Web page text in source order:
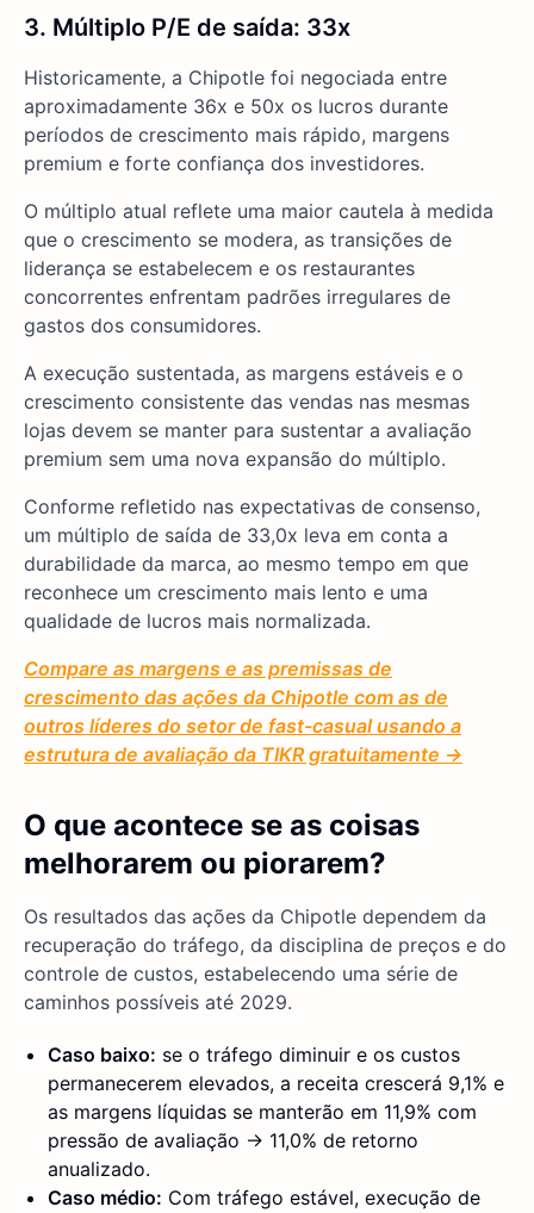
3. Múltiplo P/E de saída: 33x
Historicamente, a Chipotle foi negociada entre
aproximadamente 36x e 50x os lucros durante
períodos de crescimento mais rápido, margens
premium e forte confiança dos investidores.
O múltiplo atual reflete uma maior cautela à medida
que o crescimento se modera, as transições de
liderança se estabelecem e os restaurantes
concorrentes enfrentam padrões irregulares de
gastos dos consumidores.
A execução sustentada, as margens estáveis e o
crescimento consistente das vendas nas mesmas
lojas devem se manter para sustentar a avaliação
premium sem uma nova expansão do múltiplo.
Conforme refletido nas expectativas de consenso,
um múltiplo de saída de 33,0x leva em conta a
durabilidade da marca, ao mesmo tempo em que
reconhece um crescimento mais lento e uma
qualidade de lucros mais normalizada.
Compare as margens e as premissas de
crescimento das ações da Chipotle com as de
outros líderes do setor de fast-casual usando a
estrutura de avaliação da TIKR gratuitamente →
O que acontece se as coisas
melhorarem ou piorarem?
Os resultados das ações da Chipotle dependem da
recuperação do tráfego, da disciplina de preços e do
controle de custos, estabelecendo uma série de
caminhos possíveis até 2029.
Caso baixo: se o tráfego diminuir e os custos
permanecerem elevados, a receita crescerá 9,1% e
as margens líquidas se manterão em 11,9% com
pressão de avaliação → 11,0% de retorno
anualizado.
Caso médio: Com tráfego estável, execução de